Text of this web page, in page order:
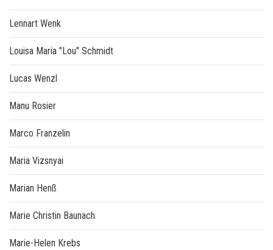
Lennart Wenk
Louisa Maria "Lou" Schmidt
Lucas Wenzl
Manu Rosier
Marco Franzelin
Maria Vizsnyai
Marian Henß
Marie Christin Baunach
Marie-Helen Krebs